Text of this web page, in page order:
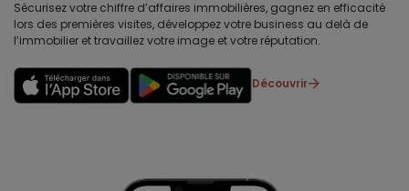
Sécurisez votre chiffre d’affaires immobilières, gagnez en efficacité
lors des premières visites, développez votre business au delà de
l’immobilier et travaillez votre image et votre réputation.
Découvrir